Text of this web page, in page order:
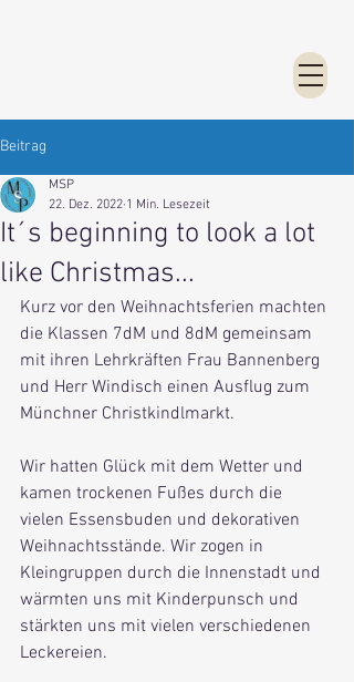
Beitrag
It´s beginning to look a lot
like Christmas...
MSP
22. Dez. 2022 1 Min. Lesezeit
Kurz vor den Weihnachtsferien machten
die Klassen 7dM und 8dM gemeinsam
mit ihren Lehrkräften Frau Bannenberg
und Herr Windisch einen Ausflug zum
Münchner Christkindlmarkt.
Wir hatten Glück mit dem Wetter und
kamen trockenen Fußes durch die
vielen Essensbuden und dekorativen
Weihnachtsstände. Wir zogen in
Kleingruppen durch die Innenstadt und
wärmten uns mit Kinderpunsch und
stärkten uns mit vielen verschiedenen
Leckereien.